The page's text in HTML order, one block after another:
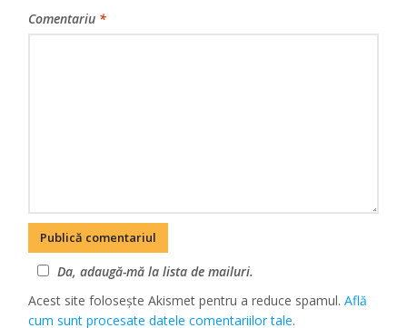
Comentariu *
Da, adaugă-mă la lista de mailuri.
Acest site folosește Akismet pentru a reduce spamul.Află
cum sunt procesate datele comentariilor tale.